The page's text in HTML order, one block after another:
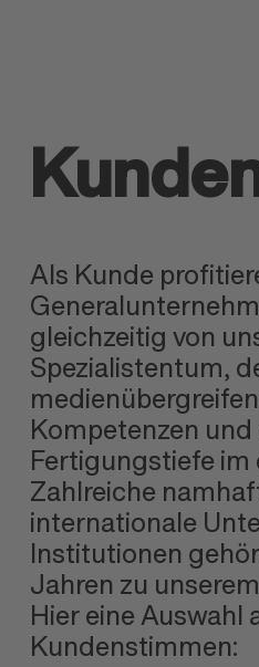
Als Kunde
gleichzeitig von
Spezialistentum,
Kompetenzen
Fertigungstiefe im
Zahlreiche
internationale
Institutionen
Jahren zu
Hier eine Auswahl
Kundenstimmen: